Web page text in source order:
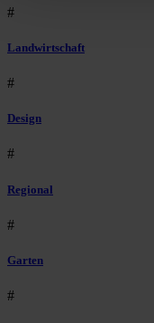
#
Landwirtschaft
#
Design
#
Regional
#
Garten
#